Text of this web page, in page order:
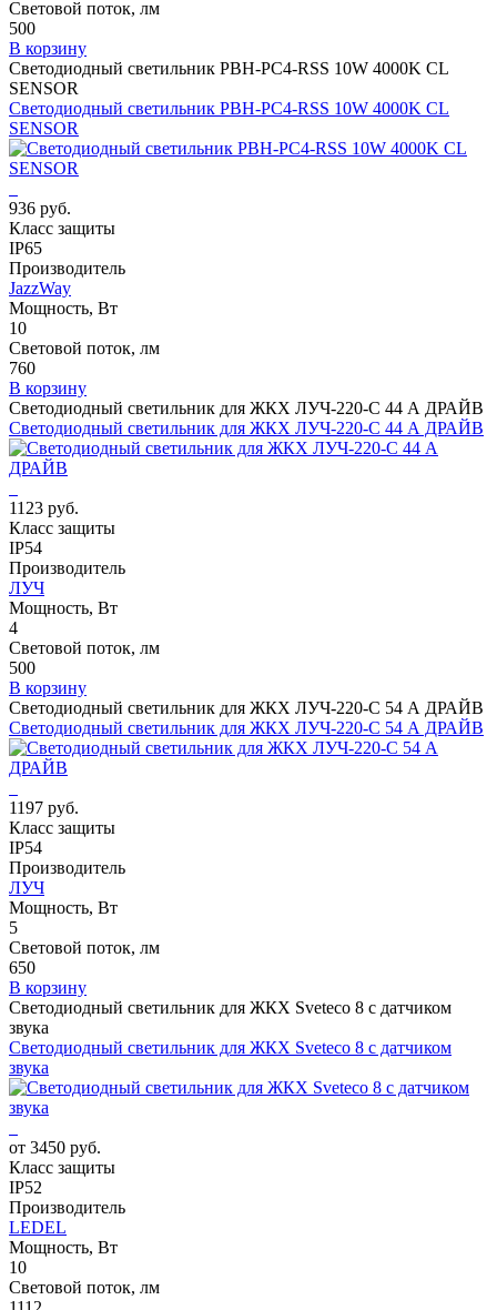
Световой поток, лм
500
В корзину
Светодиодный светильник PBH-PC4-RSS 10W 4000K CL
SENSOR
Светодиодный светильник PBH-PC4-RSS 10W 4000K CL
SENSOR
936 руб.
Класс защиты
IP65
Производитель
JazzWay
Мощность, Вт
10
Световой поток, лм
760
В корзину
Светодиодный светильник для ЖКХ ЛУЧ-220-С 44 А ДРАЙВ
Светодиодный светильник для ЖКХ ЛУЧ-220-С 44 А ДРАЙВ
1123 руб.
Класс защиты
IP54
Производитель
ЛУЧ
Мощность, Вт
4
Световой поток, лм
500
В корзину
Светодиодный светильник для ЖКХ ЛУЧ-220-С 54 А ДРАЙВ
Светодиодный светильник для ЖКХ ЛУЧ-220-С 54 А ДРАЙВ
1197 руб.
Класс защиты
IP54
Производитель
ЛУЧ
Мощность, Вт
5
Световой поток, лм
650
В корзину
Светодиодный светильник для ЖКХ Sveteco 8 с датчиком
звука
Светодиодный светильник для ЖКХ Sveteco 8 с датчиком
звука
от 3450 руб.
Класс защиты
IP52
Производитель
LEDEL
Мощность, Вт
10
Световой поток, лм